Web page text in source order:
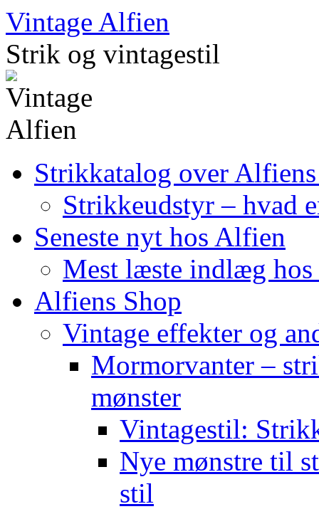
Skip
to
content
Vintage Alfien
Strik og vintagestil
Strikkatalog over
Strikkeudstyr – hvad
Seneste nyt hos Alfien
Mest læste indlæg
Alfiens Shop
Vintage effekter og
Mormorvanter –
mønster
Vintagestil:
Nye mønstre til
stil